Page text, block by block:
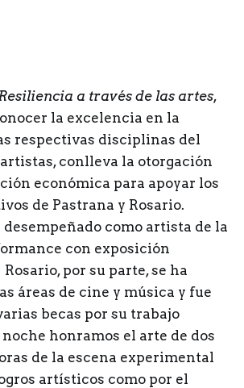
a través de las artes,
la excelencia en la
respectivas disciplinas del
conlleva la otorgación
económica para apoyar los
de Pastrana y Rosario.
desempeñado como artista de la
con exposición
por su parte, se ha
áreas de cine y música y fue
becas por su trabajo
honramos el arte de dos
de la escena experimental
artísticos como por el